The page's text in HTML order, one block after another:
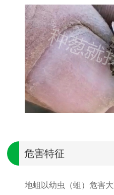
危害特征
地蛆以幼虫（蛆）危害